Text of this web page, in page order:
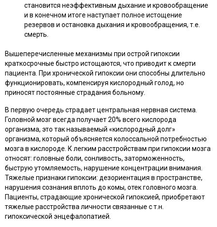
становится неэффективным дыхание и кровообращение
и в конечном итоге наступает полное истощение
резервов и остановка дыхания и кровообращения, т.е.
смерть.
Вышеперечисленные механизмы при острой гипоксии
краткосрочные быстро истощаются, что приводит к смерти
пациента. При хронической гипоксии они способны длительно
функционировать, компенсируя кислородный голод, но
приносят постоянные страдания больному.
В первую очередь страдает центральная нервная система.
Головной мозг всегда получает 20% всего кислорода
организма, это так называемый «кислородный долг»
организма, который объясняется колоссальной потребностью
мозга в кислороде. К легким расстройствам при гипоксии мозга
относят: головные боли, сонливость, заторможенность,
быструю утомляемость, нарушение концентрации внимания.
Тяжелые признаки гипоксии: дезориентация в пространстве,
нарушения сознания вплоть до комы, отек головного мозга.
Пациенты, страдающие хронической гипоксией, приобретают
тяжелые расстройства личности связанные с т.н.
гипоксической энцефалопатией.